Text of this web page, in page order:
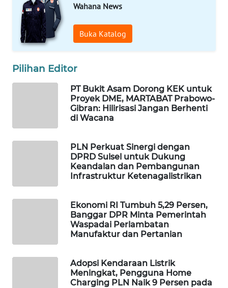
Wahana News
Buka Katalog
Pilihan Editor
PT Bukit Asam Dorong KEK untuk
Proyek DME, MARTABAT Prabowo-
Gibran: Hilirisasi Jangan Berhenti
di Wacana
PLN Perkuat Sinergi dengan
DPRD Sulsel untuk Dukung
Keandalan dan Pembangunan
Infrastruktur Ketenagalistrikan
Ekonomi RI Tumbuh 5,29 Persen,
Banggar DPR Minta Pemerintah
Waspadai Perlambatan
Manufaktur dan Pertanian
Adopsi Kendaraan Listrik
Meningkat, Pengguna Home
Charging PLN Naik 9 Persen pada
WAHANANEWS
NET
WAHANA
WAHANA
WAHANA